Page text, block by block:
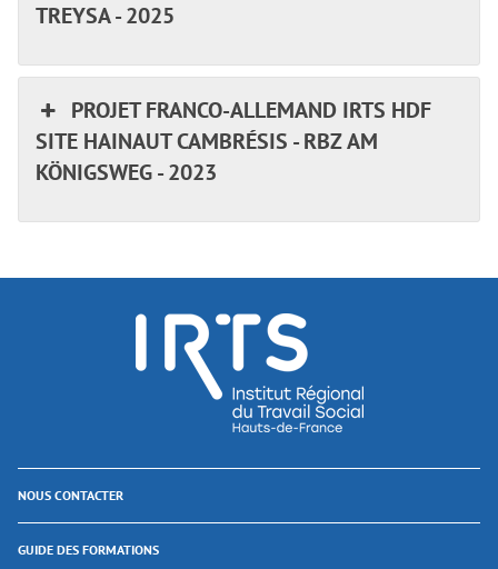
TREYSA - 2025
PROJET FRANCO-ALLEMAND IRTS HDF
SITE HAINAUT CAMBRÉSIS - RBZ AM
KÖNIGSWEG - 2023
NOUS CONTACTER
GUIDE DES FORMATIONS